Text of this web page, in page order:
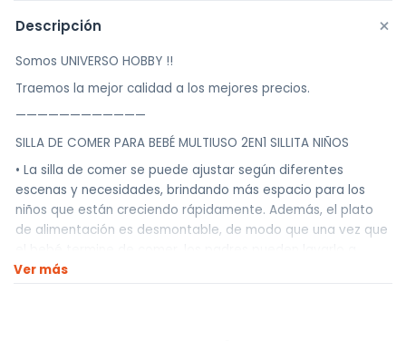
Descripción +
Somos UNIVERSO HOBBY !!
Traemos la mejor calidad a los mejores precios.
————————————
SILLA DE COMER PARA BEBÉ MULTIUSO 2EN1 SILLITA NIÑOS
• La silla de comer se puede ajustar según diferentes
escenas y necesidades, brindando más espacio para los
niños que están creciendo rápidamente. Además, el plato
de alimentación es desmontable, de modo que una vez que
fondo fácilmente en el fregadero para su próxima
utilización.
puede almacenar los artículos de uso común del bebé,
Ver más